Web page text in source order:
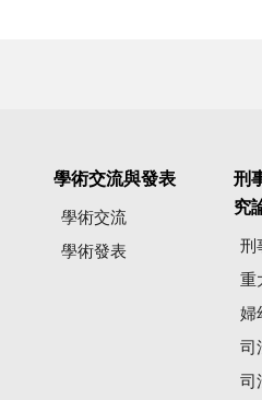
學術交流與發表
學術交流
學術發表
刑
究
刑
重
婦
司
司